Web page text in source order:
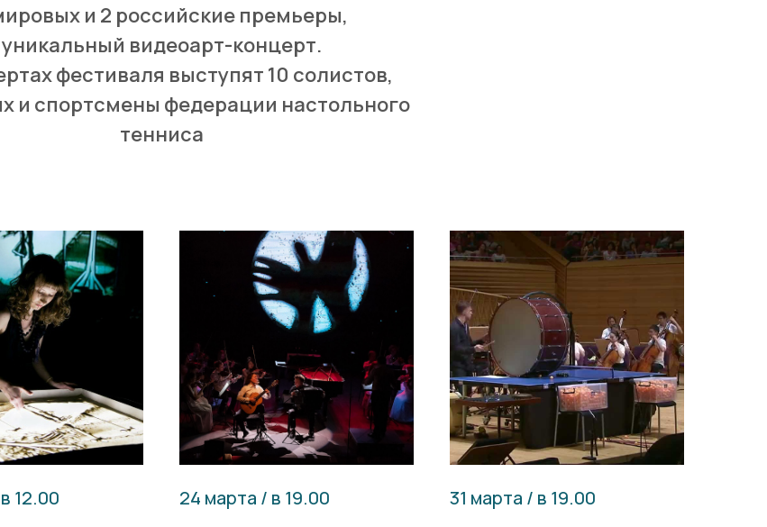
и 2 российские премьеры,
уникальный видеоарт-концерт.
фестиваля выступят 10 солистов,
и спортсмены федерации настольного
тенниса
12.00
24 марта / в 19.00
31 марта / в 19.00